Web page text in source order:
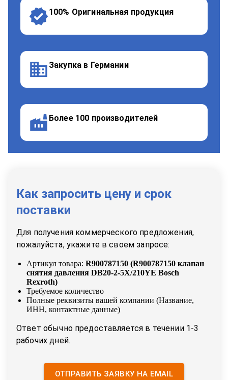
100% Оригинальная продукция
Закупка в Германии
Более 100 производителей
Как запросить цену и срок
поставки
Для получения коммерческого предложения,
пожалуйста, укажите в своем запросе:
Артикул товара: R900787150 (R900787150 клапан
снятия давления DB20-2-5X/210YE Bosch
Rexroth)
Требуемое количество
Полные реквизиты вашей компании (Название,
ИНН, контактные данные)
Ответ обычно предоставляется в течении 1-3
рабочих дней.
ОТПРАВИТЬ ЗАЯВКУ НА EMAIL